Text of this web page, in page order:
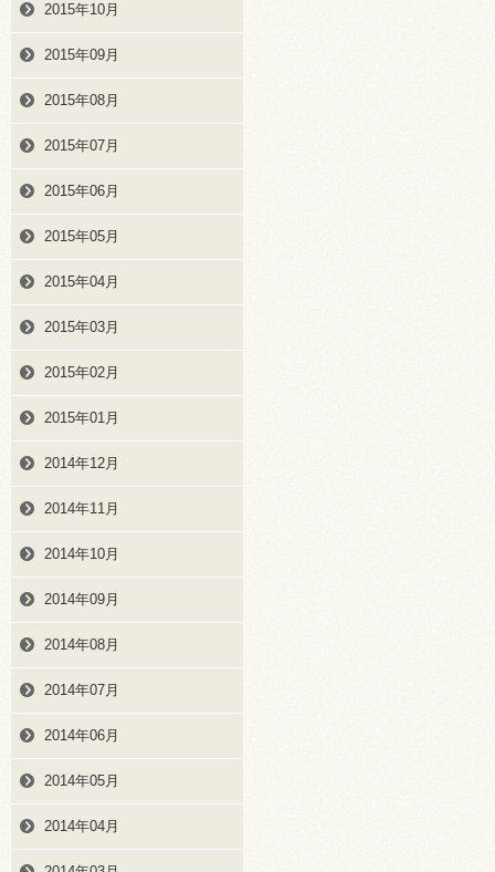
2015年10月
2015年09月
2015年08月
2015年07月
2015年06月
2015年05月
2015年04月
2015年03月
2015年02月
2015年01月
2014年12月
2014年11月
2014年10月
2014年09月
2014年08月
2014年07月
2014年06月
2014年05月
2014年04月